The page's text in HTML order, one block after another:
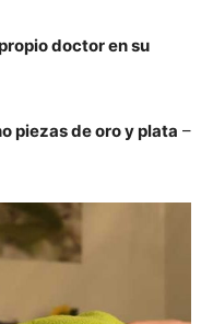
doctor en su
piezas de oro y plata –